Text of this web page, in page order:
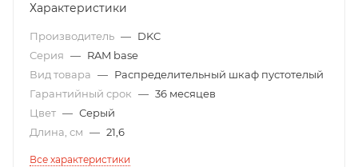
Характеристики
Производитель — DKC
Серия — RAM base
Вид товара — Распределительный шкаф пустотелый
Гарантийный срок — 36 месяцев
Цвет — Серый
Длина, см — 21,6
Все характеристики